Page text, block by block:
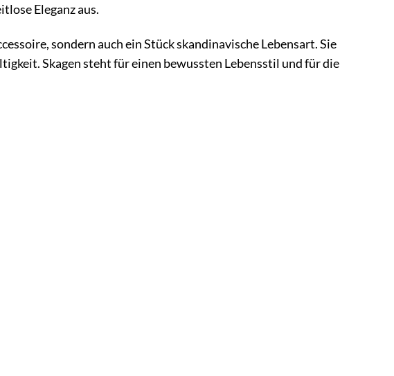
Eleganz aus.
sondern auch ein Stück skandinavische Lebensart. Sie
Skagen steht für einen bewussten Lebensstil und für die